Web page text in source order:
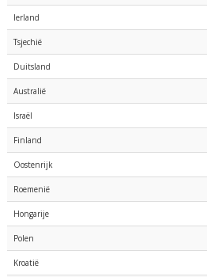
Ierland
Tsjechië
Duitsland
Australië
Israël
Finland
Oostenrijk
Roemenië
Hongarije
Polen
Kroatië